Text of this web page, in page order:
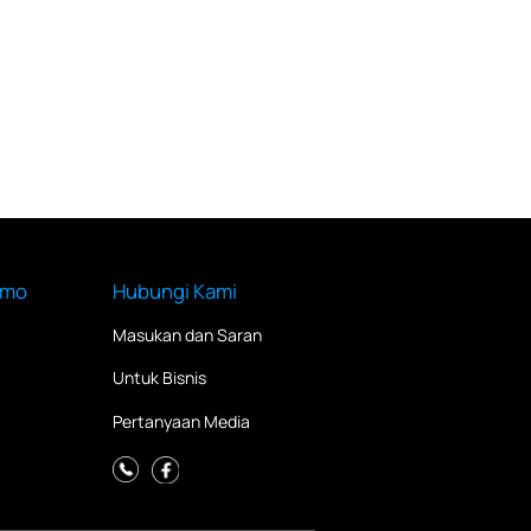
Hubungi Kami
Masukan dan Saran
Untuk Bisnis
Pertanyaan Media